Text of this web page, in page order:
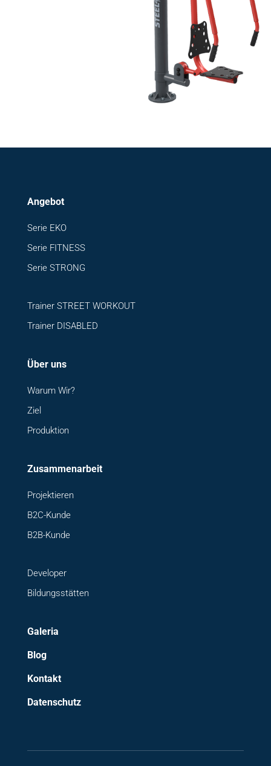
Angebot
Serie EKO
Serie FITNESS
Serie STRONG
Trainer STREET WORKOUT
Trainer DISABLED
Über uns
Warum Wir?
Ziel
Produktion
Zusammenarbeit
Projektieren
B2C-Kunde
B2B-Kunde
Developer
Bildungsstätten
Galeria
Blog
Kontakt
Datenschutz